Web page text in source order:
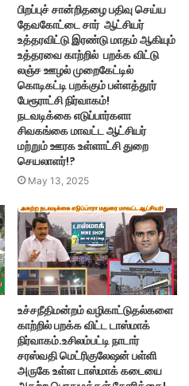
பிறப்புச் சான்றிதழை பதிவு செய்ய
தேவகோட்டை சார் ஆட்சியர்
உத்தரவிட்டு இரண்டு மாதம் ஆகியும்
உத்தரவை காற்றில் பறக்க விட்டு
லஞ்ச ஊழல் முறைகேட்டில்
கொடிகட்டி பறக்கும் பள்ளத்தூர்
பேரூராட்சி நிர்வாகம்!
நடவடிக்கை எடுப்பார்களா
சிவகங்கை மாவட்ட ஆட்சியர்
மற்றும் ஊரக உள்ளாட்சி துறை
செயலாளர்!?
May 13, 2025
உச்சநீதிமன்றம் வழிகாட்டுதல்களை
காற்றில் பறக்க விட்ட டாஸ்மாக்
நிர்வாகம்.உசிலம்பட்டி நாடார்
சரஸ்வதி மெட்ரிகுலேஷன் பள்ளி
அருகே உள்ள டாஸ்மாக் கடையை